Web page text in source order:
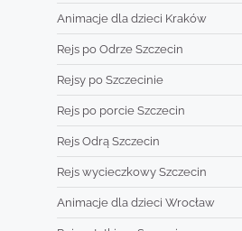
Animacje dla dzieci Kraków
Rejs po Odrze Szczecin
Rejsy po Szczecinie
Rejs po porcie Szczecin
Rejs Odrą Szczecin
Rejs wycieczkowy Szczecin
Animacje dla dzieci Wrocław